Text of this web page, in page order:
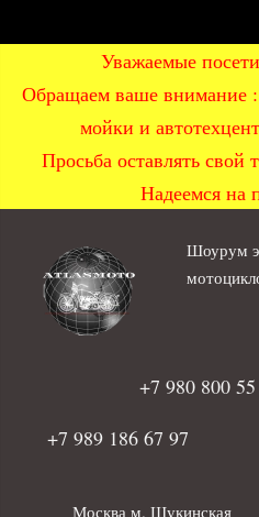
Уважаемые
Обращаем ваше внимание :
мойки и
Просьба оставлять свой
Надеемся на
Шоурум
+7 980 800
+7 989 186 67 97
Москва м. Щукинская